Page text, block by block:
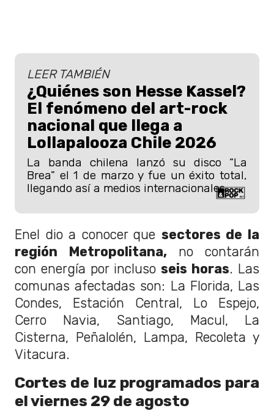
LEER TAMBIÉN
¿Quiénes son Hesse Kassel?
El fenómeno del art-rock
nacional que llega a
Lollapalooza Chile 2026
La banda chilena lanzó su disco “La
Brea” el 1 de marzo y fue un éxito total,
llegando así a medios internacionales.
Enel dio a conocer que sectores de la
región Metropolitana, no contarán
con energía por incluso seis horas. Las
comunas afectadas son: La Florida, Las
Condes, Estación Central, Lo Espejo,
Cerro Navia, Santiago, Macul, La
Cisterna, Peñalolén, Lampa, Recoleta y
Vitacura.
Cortes de luz programados para
el viernes 29 de agosto